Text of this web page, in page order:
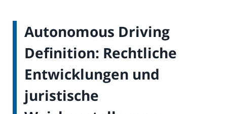
Autonomous Driving
Definition: Rechtliche
Entwicklungen und
juristische